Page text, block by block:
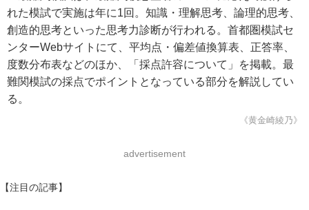
れた模試で実施は年に1回。知識・理解思考、論理的思考、
創造的思考といった思考力診断が行われる。首都圏模試セ
ンターWebサイトにて、平均点・偏差値換算表、正答率、
度数分布表などのほか、「採点許容について」を掲載。最
難関模試の採点でポイントとなっている部分を解説してい
る。
《黄金崎綾乃》
advertisement
【注目の記事】